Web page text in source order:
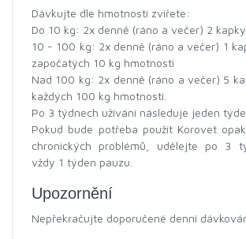
Dávkujte dle hmotnosti zvířete:
Do 10 kg: 2x denně (ráno a večer) 2 kapky
10 - 100 kg: 2x denně (ráno a večer) 1
započatých 10 kg hmotnosti
Nad 100 kg: 2x denně (ráno a večer) 5
každých 100 kg hmotnosti.
Po 3 týdnech užívání následuje jeden
Pokud bude potřeba použít Korovet
chronických problémů, udělejte po 3
vždy 1 týden pauzu.
Upozornění
Nepřekračujte doporučené denní